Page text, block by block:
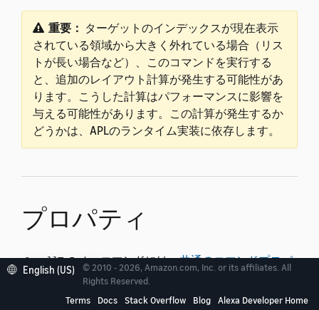
重要： ターゲットのインデックスが現在表示
されている領域から大きく外れている場合（リス
トが長い場合など）、このコマンドを実行する
と、追加のレイアウト計算が発生する可能性があ
ります。こうした計算はパフォーマンスに影響を
与える可能性があります。この計算が発生するか
どうかは、APLのランタイム実装に依存します。
プロパティ
ScrollToIndex コマンドには、共通のコマンドプロパ
ティに加えて、以下の表に示すプロパティがありま
English (US)
© 2010 - 2026, Amazon.com, Inc. or its affiliates. All
Rights Reserved.
Terms
Docs Stack Overflow Blog Alexa Developer Home